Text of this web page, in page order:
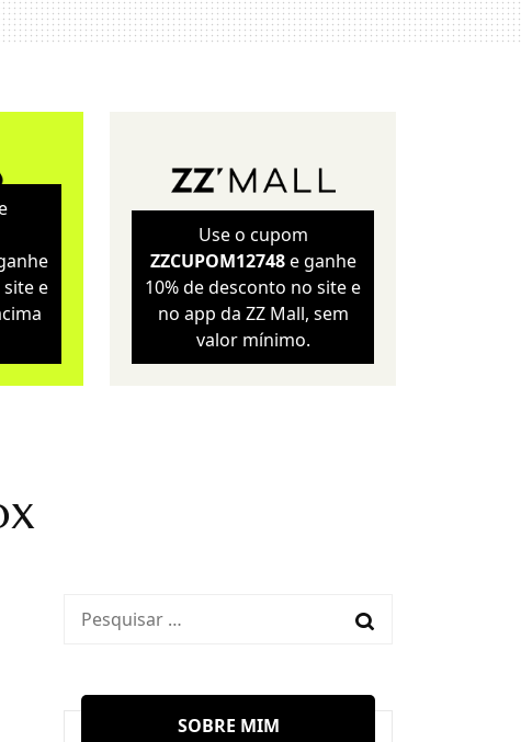
e
Use o cupom
ZZCUPOM12748e ganhe
10% de desconto no site e
no app da ZZ Mall, sem
valor mínimo.
Pesquisar
SOBRE MIM